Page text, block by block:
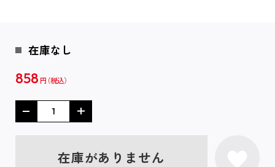
在庫なし
858 円
在庫がありません